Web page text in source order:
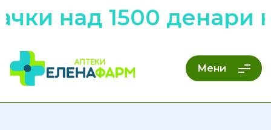
над 1500 денари
Мени